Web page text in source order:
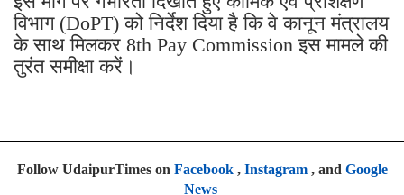
विभाग (DoPT) को निर्देश दिया है कि वे कानून मंत्रालय
के साथ मिलकर 8th Pay Commission इस मामले की
तुरंत समीक्षा करें।
Follow UdaipurTimes on Facebook, Instagram, and Google
News